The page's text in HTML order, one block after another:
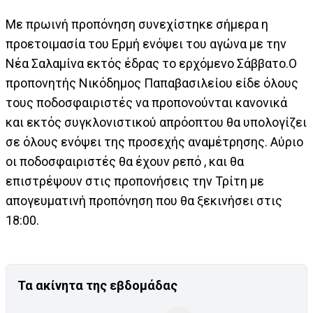
Με πρωινή προπόνηση συνεχίστηκε σήμερα η
προετοιμασία του Ερμή ενόψει του αγώνα με την
Νέα Σαλαμίνα εκτός έδρας το ερχόμενο Σάββατο.Ο
προπονητής Νικόδημος Παπαβασιλείου είδε όλους
τους ποδοσφαιριστές να προπονούνται κανονικά
και εκτός συγκλονιστικού απρόοπτου θα υπολογίζει
σε όλους ενόψει της προσεχής αναμέτρησης. Αύριο
οι ποδοσφαιριστές θα έχουν ρεπό , και θα
επιστρέψουν στις προπονήσεις την Τρίτη με
απογευματινή προπόνηση που θα ξεκινήσει στις
18:00.
Τα ακίνητα της εβδομάδας